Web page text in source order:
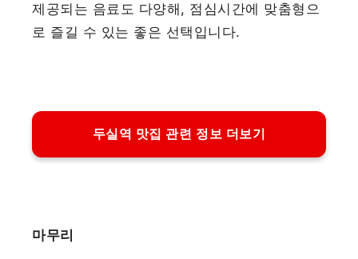
제공되는 음료도 다양해, 점심시간에 맞춤형으
로 즐길 수 있는 좋은 선택입니다.
두실역 맛집 관련 정보 더보기
마무리